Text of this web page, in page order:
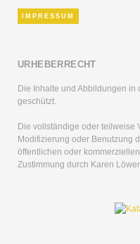
IMPRESSUM
URHEBERRECHT
Die Inhalte und Abbildungen
geschützt.
Die vollständige oder teilweise
Modifizierung oder Benutzung
öffentlichen oder
Zustimmung durch Karen